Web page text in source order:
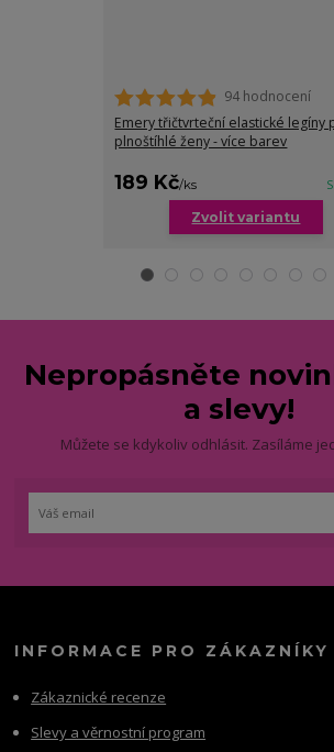
94 hodnocení
Emery třičtvrteční elastické legíny
plnoštíhlé ženy - více barev
189 Kč/ks
Zvolit variantu
Nepropásněte
a slevy!
Můžete se kdykoliv odhlásit. Zasíláme
INFORMACE PRO ZÁKAZNÍKY
Zákaznické recenze
Slevy a věrnostní program